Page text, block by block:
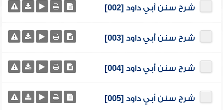
شرح سنن أبي داود [002]
شرح سنن أبي داود [003]
شرح سنن أبي داود [004]
شرح سنن أبي داود [005]